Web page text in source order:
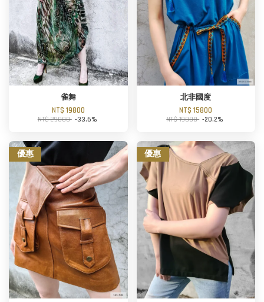
雀舞
NT$ 19800
NT$ 29800 -33.6%
北非國度
NT$ 15800
NT$ 19800 -20.2%
優惠 優惠